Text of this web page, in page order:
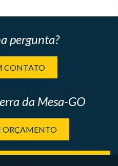
pergunta?
CONTATO
da Mesa-GO
ORÇAMENTO